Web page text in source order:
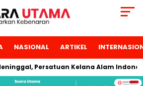
NASIONAL ARTIKEL
Persatuan Kelana Alam Indonesia